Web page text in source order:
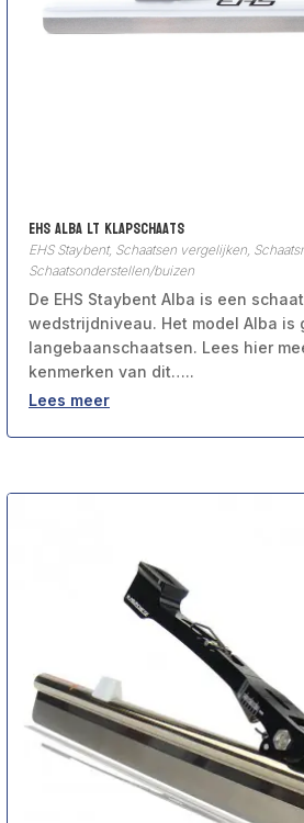
EHS Alba LT Klapschaats
EHS Staybent, Schaatsen vergelijken
Schaatsonderstellen/buizen
De EHS Staybent Alba is een
wedstrijdniveau. Het model Alba is
langebaanschaatsen. Lees hier
kenmerken van dit…..
Lees meer